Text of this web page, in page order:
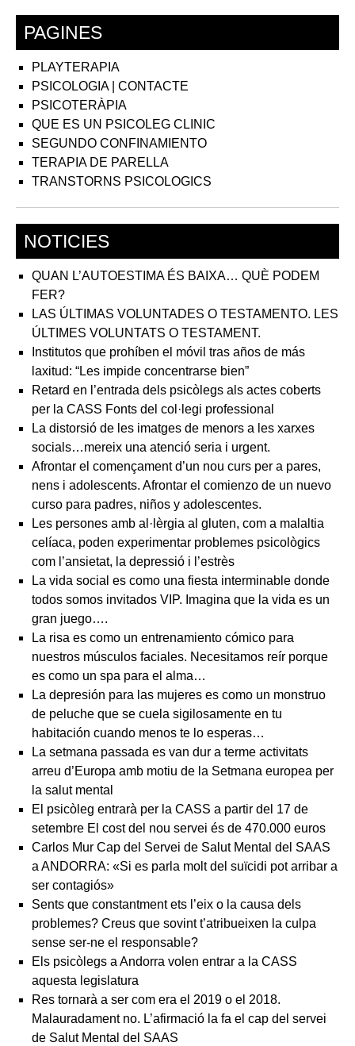
PAGINES
PLAYTERAPIA
PSICOLOGIA | CONTACTE
PSICOTERÀPIA
QUE ES UN PSICOLEG CLINIC
SEGUNDO CONFINAMIENTO
TERAPIA DE PARELLA
TRANSTORNS PSICOLOGICS
NOTICIES
QUAN L’AUTOESTIMA ÉS BAIXA… QUÈ PODEM
FER?
LAS ÚLTIMAS VOLUNTADES O TESTAMENTO. LES
ÚLTIMES VOLUNTATS O TESTAMENT.
Institutos que prohíben el móvil tras años de más
laxitud: “Les impide concentrarse bien”
Retard en l’entrada dels psicòlegs als actes coberts
per la CASS Fonts del col·legi professional
La distorsió de les imatges de menors a les xarxes
socials…mereix una atenció seria i urgent.
Afrontar el començament d’un nou curs per a pares,
nens i adolescents. Afrontar el comienzo de un nuevo
curso para padres, niños y adolescentes.
Les persones amb al·lèrgia al gluten, com a malaltia
celíaca, poden experimentar problemes psicològics
com l’ansietat, la depressió i l’estrès
La vida social es como una fiesta interminable donde
todos somos invitados VIP. Imagina que la vida es un
gran juego….
La risa es como un entrenamiento cómico para
nuestros músculos faciales. Necesitamos reír porque
es como un spa para el alma…
La depresión para las mujeres es como un monstruo
de peluche que se cuela sigilosamente en tu
habitación cuando menos te lo esperas…
La setmana passada es van dur a terme activitats
arreu d’Europa amb motiu de la Setmana europea per
la salut mental
El psicòleg entrarà per la CASS a partir del 17 de
setembre El cost del nou servei és de 470.000 euros
Carlos Mur Cap del Servei de Salut Mental del SAAS
a ANDORRA: «Si es parla molt del suïcidi pot arribar a
ser contagiós»
Sents que constantment ets l’eix o la causa dels
problemes? Creus que sovint t’atribueixen la culpa
sense ser-ne el responsable?
Els psicòlegs a Andorra volen entrar a la CASS
aquesta legislatura
Res tornarà a ser com era el 2019 o el 2018.
Malauradament no. L’afirmació la fa el cap del servei
de Salut Mental del SAAS